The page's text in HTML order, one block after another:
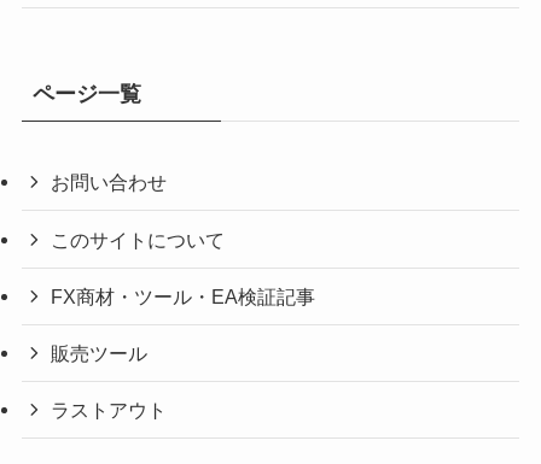
ページ一覧
お問い合わせ
このサイトについて
FX商材・ツール・EA検証記事
販売ツール
ラストアウト